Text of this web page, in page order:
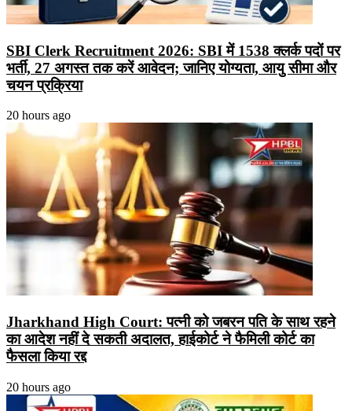
SBI Clerk Recruitment 2026: SBI में 1538 क्लर्क पदों पर
भर्ती, 27 अगस्त तक करें आवेदन; जानिए योग्यता, आयु सीमा और
चयन प्रक्रिया
20 hours ago
Jharkhand High Court: पत्नी को जबरन पति के साथ रहने
का आदेश नहीं दे सकती अदालत, हाईकोर्ट ने फैमिली कोर्ट का
फैसला किया रद्द
20 hours ago